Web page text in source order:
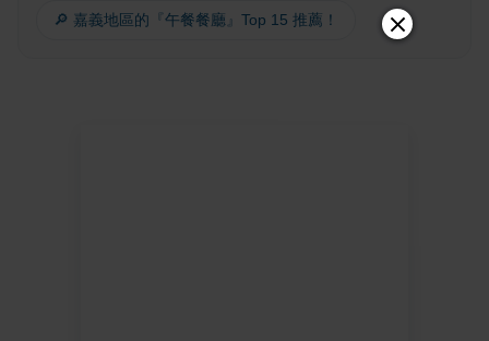
🔎 嘉義地區的『午餐餐廳』Top 15 推薦！